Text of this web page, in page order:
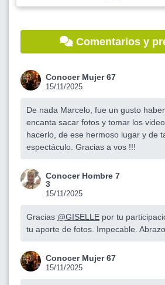
Comentarios y
Conocer Mujer 67
15/11/2025
De nada Marcelo, fue un gusto
encanta sacar fotos y tomar los
hacerlo, de ese hermoso lugar y de
espectáculo. Gracias a vos !!!
Conocer Hombre 7
3
15/11/2025
Gracias @GISELLE por tu
tu aporte de fotos. Impecable.
Conocer Mujer 67
15/11/2025